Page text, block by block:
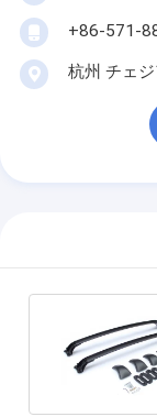
+86-571-
杭州 チェ